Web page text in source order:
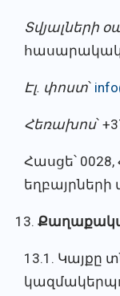
Տվյալների
Էլ. փոստ՝
Հեռախոս՝
Հասցե՝
եղբայրների
13.1. Կայքը